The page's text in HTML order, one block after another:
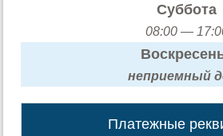
Суббота
08:00 —
неприемный
Платежные